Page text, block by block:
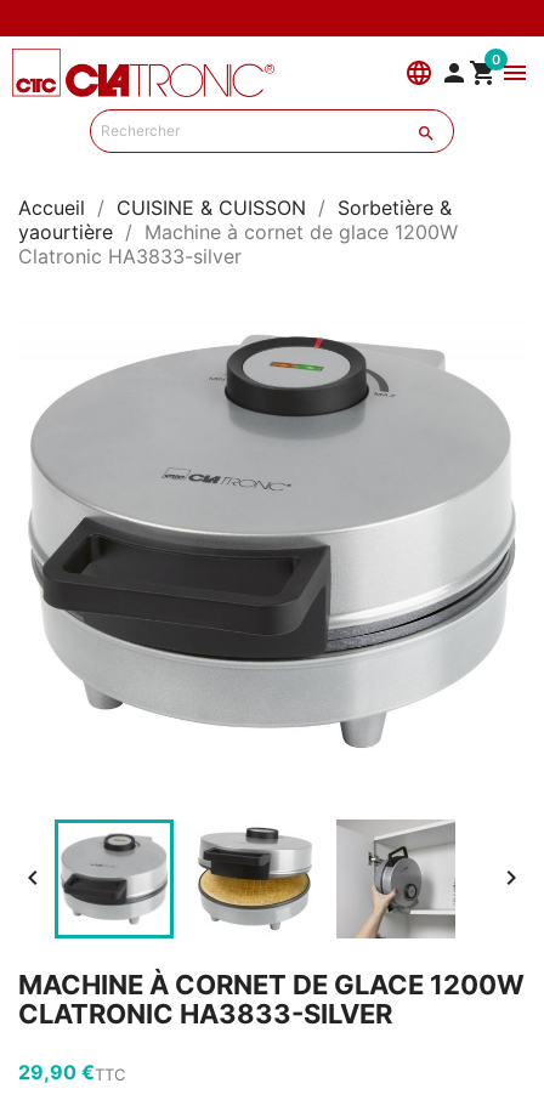
language  0menu

Accueil CUISINE & CUISSON
Sorbetière &
yaourtière
Machine à cornet de glace 1200W
Clatronic HA3833-silver
 
MACHINE À CORNET DE GLACE 1200W
CLATRONIC HA3833-SILVER
29,90 €TTC